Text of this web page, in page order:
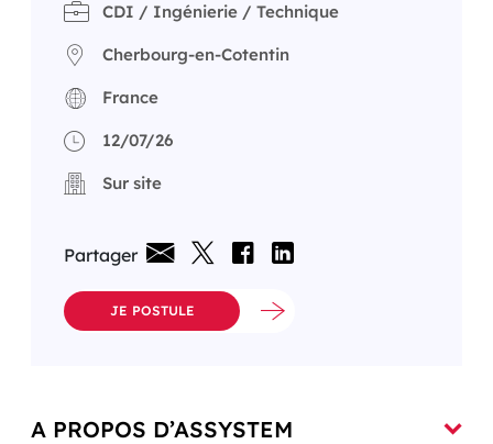
CDI / Ingénierie / Technique
Cherbourg-en-Cotentin
France
12/07/26
Sur site
Partager
JE POSTULE
A PROPOS D’ASSYSTEM